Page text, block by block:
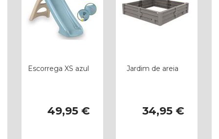
Escorrega XS azul
49,95 €
Jardim de areia
34,95 €